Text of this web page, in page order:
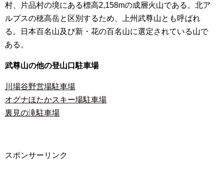
村、片品村の境にある標高2,158mの成層火山である。北ア
ルプスの穂高岳と区別するため、上州武尊山とも呼ばれ
る。日本百名山及び新・花の百名山に選定されている山で
ある。
武尊山の他の登山口駐車場
川場谷野営場駐車場
オグナほたかスキー場駐車場
裏見の滝駐車場
スポンサーリンク